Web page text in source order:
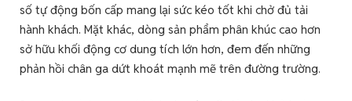
số tự động bốn cấp mang lại sức kéo tốt khi chở đủ tải
hành khách. Mặt khác, dòng sản phẩm phân khúc cao hơn
sở hữu khối động cơ dung tích lớn hơn, đem đến những
phản hồi chân ga dứt khoát mạnh mẽ trên đường trường.